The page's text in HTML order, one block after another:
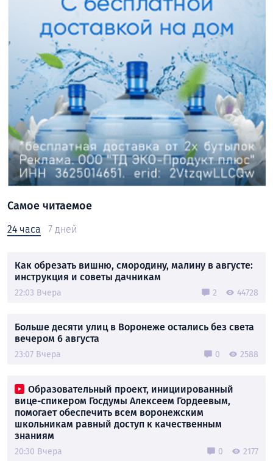
Самое читаемое
24 часа 7 дней
Как обрезать вишню, смородину, малину в августе:
инструкция и советы дачникам
22:03 Вчера 2 44728
Больше десяти улиц в Воронеже остались без света
вечером 6 августа
23:07 Вчера 0 2588
Образовательный проект, инициированный
вице-спикером Госдумы Алексеем Гордеевым,
помогает обеспечить всем воронежским
школьникам равный доступ к качественным
знаниям
20:30 Вчера 0 2177